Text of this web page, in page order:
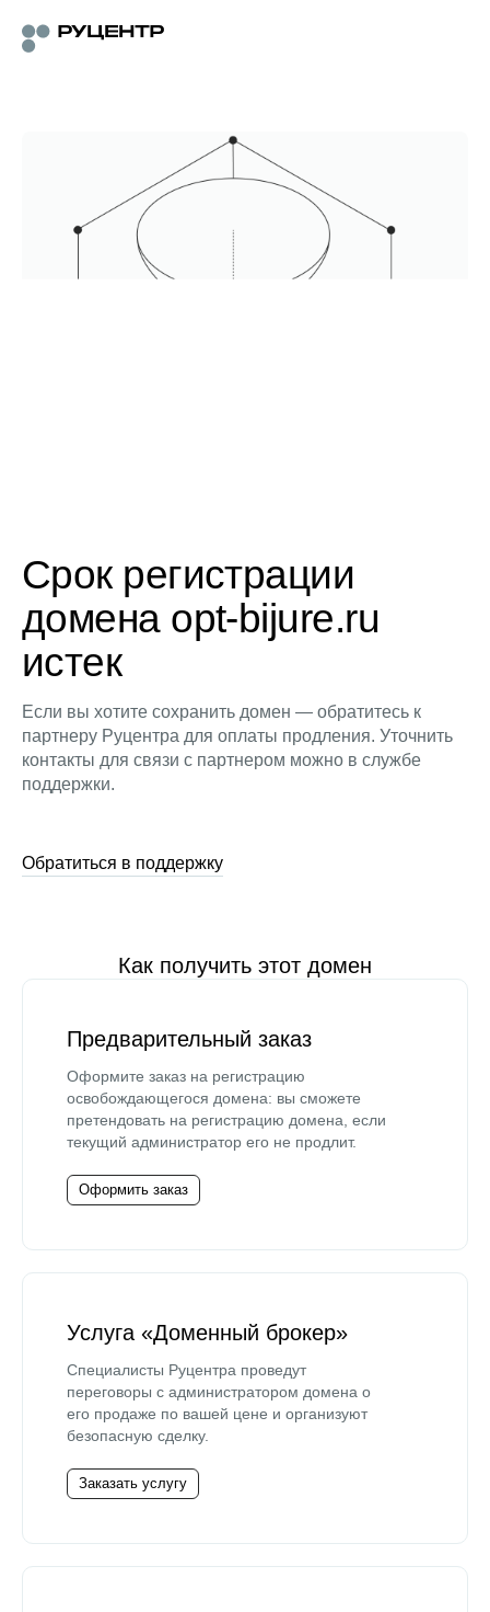
Срок регистрации
домена opt-bijure.ru
истек
Если вы хотите сохранить домен — обратитесь к
партнеру Руцентра для оплаты продления. Уточнить
контакты для связи с партнером можно в службе
поддержки.
Обратиться в поддержку
Как получить этот домен
Предварительный заказ
Оформите заказ на регистрацию
освобождающегося домена: вы сможете
претендовать на регистрацию домена, если
текущий администратор его не продлит.
Оформить заказ
Услуга «Доменный брокер»
Специалисты Руцентра проведут
переговоры с администратором домена о
его продаже по вашей цене и организуют
безопасную сделку.
Заказать услугу